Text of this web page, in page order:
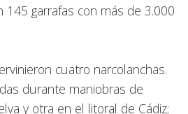
145 garrafas con más de 3.000
cuatro narcolanchas.
durante maniobras de
y otra en el litoral de Cádiz;